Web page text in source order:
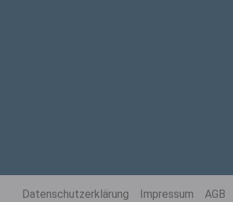
Datenschutzerklärung Impressum AGB